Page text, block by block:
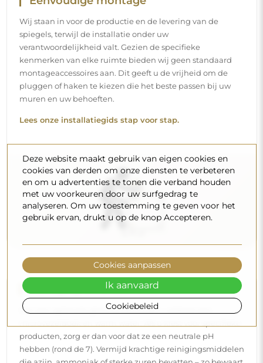
Reiniging en onderhoud
Om een optimale glans te behouden, volstaat een
microvezeldoek en warm water. Als u kiest voor specifieke
producten, zorg er dan voor dat ze een neutrale pH
die azijn, ammoniak of sterke zuren bevatten – zo bewaart
Wilt u meer weten?
Lees meer tips op onze blog.
Levering aan huis
Wij bieden een leveringsservice aan huis aan, waarmee u
meerprijs van € 40,- bieden wij ook
een leveringsservice
binnenshuis
aan, waarmee het pakket rechtstreeks in uw
woning wordt geleverd (voor afmetingen tot 80×120 cm of
Deze website maakt gebruik van eigen cookies en
cookies van derden om onze diensten te verbeteren
en om u advertenties te tonen die verband houden
met uw voorkeuren door uw surfgedrag te
analyseren. Om uw toestemming te geven voor het
gebruik ervan, drukt u op de knop Accepteren.
Cookiebeleid
Cookies aanpassen
Ik aanvaard